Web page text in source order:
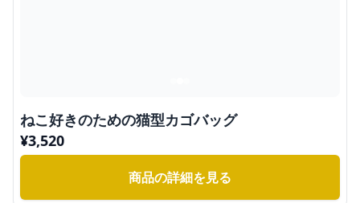
ねこ好きのための猫型カゴバッグ
¥3,520
商品の詳細を見る